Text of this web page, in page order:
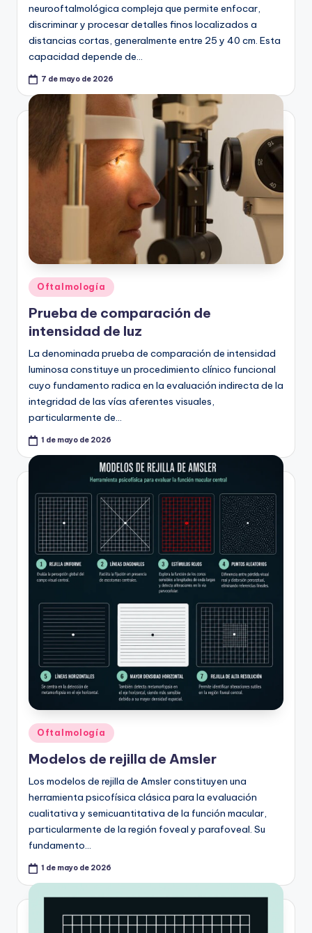
neurooftalmológica compleja que permite enfocar,
discriminar y procesar detalles finos localizados a
distancias cortas, generalmente entre 25 y 40 cm. Esta
capacidad depende de…
7 de mayo de 2026
Publicado
en
Oftalmología
Prueba de comparación de
intensidad de luz
La denominada prueba de comparación de intensidad
luminosa constituye un procedimiento clínico funcional
cuyo fundamento radica en la evaluación indirecta de la
integridad de las vías aferentes visuales,
particularmente de…
1 de mayo de 2026
Publicado
en
Oftalmología
Modelos de rejilla de Amsler
Los modelos de rejilla de Amsler constituyen una
herramienta psicofísica clásica para la evaluación
cualitativa y semicuantitativa de la función macular,
particularmente de la región foveal y parafoveal. Su
fundamento…
1 de mayo de 2026